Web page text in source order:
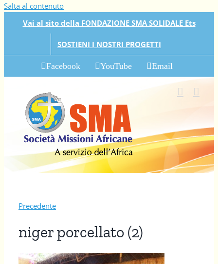
Salta al contenuto
Vai al sito della FONDAZIONE SMA SOLIDALE Ets
SOSTIENI I NOSTRI PROGETTI
Facebook YouTube Email
Precedente
niger porcellato (2)